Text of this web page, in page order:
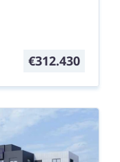
€312.430